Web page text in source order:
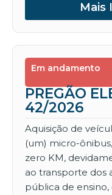
Mais
Em andamento
PREGÃO
42/2026
Aquisição de
(um) micro-
zero KM,
ao transporte dos
pública de